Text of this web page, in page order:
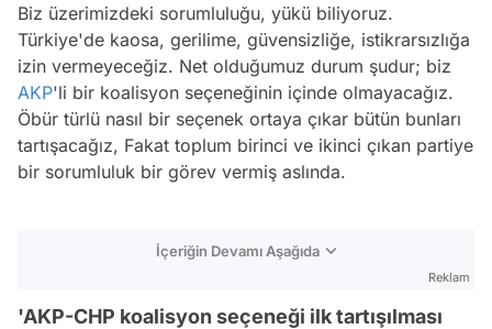
Biz üzerimizdeki sorumluluğu, yükü biliyoruz.
Türkiye'de kaosa, gerilime, güvensizliğe, istikrarsızlığa
izin vermeyeceğiz. Net olduğumuz durum şudur; biz
AKP'li bir koalisyon seçeneğinin içinde olmayacağız.
Öbür türlü nasıl bir seçenek ortaya çıkar bütün bunları
tartışacağız, Fakat toplum birinci ve ikinci çıkan partiye
bir sorumluluk bir görev vermiş aslında.
İçeriğin Devamı Aşağıda
Reklam
'AKP-CHP koalisyon seçeneği ilk tartışılması